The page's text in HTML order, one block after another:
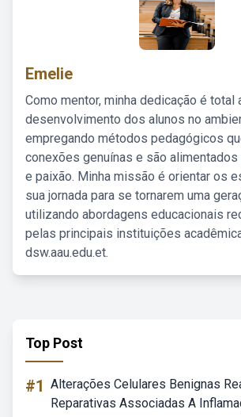
Emelie
Como mentor, minha dedicação é total
desenvolvimento dos alunos no
empregando métodos pedagógicos
conexões genuínas e são
e paixão. Minha missão é orientar os
sua jornada para se tornarem uma
utilizando abordagens educacionais
pelas principais instituições
dsw.aau.edu.et.
Top Post
#1 Alterações Celulares Benignas
Reparativas Associadas A